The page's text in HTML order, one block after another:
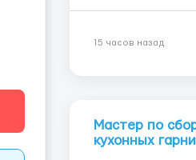
15 часов назад
Мастер по
кухонных